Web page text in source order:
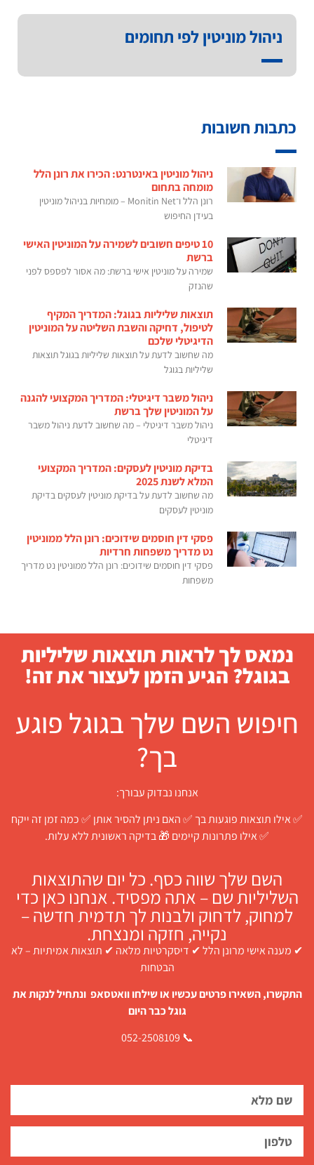
ניהול מוניטין לפי תחומים
כתבות חשובות
ניהול מוניטין באינטרנט: הכירו את רונן הלל
מומחה בתחום
רונן הלל ו־Monitin Net – מומחיות בניהול מוניטין
בעידן החיפוש
10 טיפים חשובים לשמירה על המוניטין האישי
ברשת
שמירה על מוניטין אישי ברשת: מה אסור לפספס לפני
שהנזק
תוצאות שליליות בגוגל: המדריך המקיף
לטיפול, דחיקה והשבת השליטה על המוניטין
הדיגיטלי שלכם
מה שחשוב לדעת על תוצאות שליליות בגוגל תוצאות
שליליות בגוגל
ניהול משבר דיגיטלי: המדריך המקצועי להגנה
על המוניטין שלך ברשת
ניהול משבר דיגיטלי – מה שחשוב לדעת ניהול משבר
דיגיטלי
בדיקת מוניטין לעסקים: המדריך המקצועי
המלא לשנת 2025
מה שחשוב לדעת על בדיקת מוניטין לעסקים בדיקת
מוניטין לעסקים
פסקי דין חוסמים שידוכים: רונן הלל ממוניטין
נט מדריך משפחות חרדיות
פסקי דין חוסמים שידוכים: רונן הלל ממוניטין נט מדריך
משפחות
נמאס לך לראות תוצאות שליליות
בגוגל? הגיע הזמן לעצור את זה!
חיפוש השם שלך בגוגל פוגע
בך?
אנחנו נבדוק עבורך:
✅ אילו תוצאות פוגעות בך ✅ האם ניתן להסיר אותן ✅ כמה זמן זה ייקח
✅ אילו פתרונות קיימים 🎁 בדיקה ראשונית ללא עלות.
השם שלך שווה כסף. כל יום שהתוצאות
השליליות שם – אתה מפסיד. אנחנו כאן כדי
למחוק, לדחוק ולבנות לך תדמית חדשה –
נקייה, חזקה ומנצחת.
✔ מענה אישי מרונן הלל ✔ דיסקרטיות מלאה ✔ תוצאות אמיתיות – לא
הבטחות
התקשרו, השאירו פרטים עכשיו או שילחו וואטסאפ ונתחיל לנקות את
גוגל כבר היום
📞 052-2508109